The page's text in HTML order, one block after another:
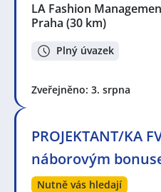
LA Fashion
Praha (30 km)
Plný úvazek
Zveřejněno: 3. srpna
PROJEKTANT/KA
náborovým
Nutně vás hledají